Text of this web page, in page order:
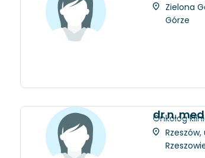
Zielona
Górze
dr n.
Onkolog